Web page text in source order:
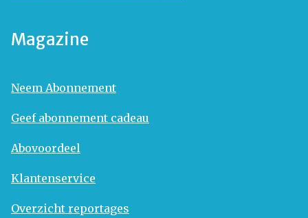
Magazine
Neem Abonnement
Geef abonnement cadeau
Abovoordeel
Klantenservice
Overzicht reportages